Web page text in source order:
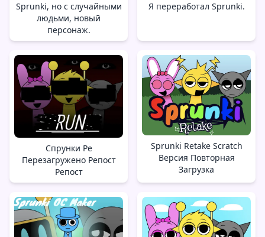
Sprunki, но с случайными
людьми, новый
персонаж.
Я переработал Sprunki.
Спрунки Ре
Перезагружено Репост
Репост
Sprunki Retake Scratch
Версия Повторная
Загрузка